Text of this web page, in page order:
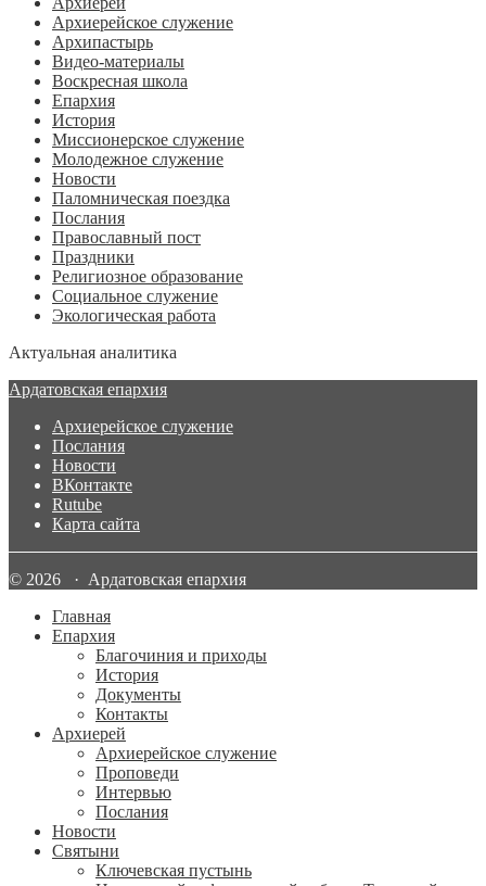
Архиерейское служение
Архипастырь
Видео-материалы
Воскресная школа
Епархия
История
Миссионерское служение
Молодежное служение
Новости
Паломническая поездка
Послания
Православный пост
Праздники
Религиозное образование
Социальное служение
Экологическая работа
Актуальная аналитика
Ардатовская епархия
Архиерейское служение
Послания
Новости
ВКонтакте
Rutube
Карта сайта
© 2026 · Ардатовская епархия
Главная
Епархия
Благочиния и приходы
История
Документы
Контакты
Архиерей
Архиерейское служение
Проповеди
Интервью
Послания
Новости
Святыни
Ключевская пустынь